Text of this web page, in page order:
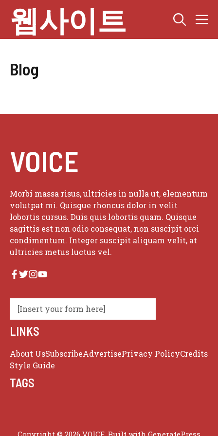
content
웹사이트
Blog
VOICE
Morbi massa risus, ultricies in nulla ut, elementum
volutpat mi. Quisque rhoncus dolor in velit
lobortis cursus. Duis quis lobortis quam. Quisque
sagittis est non odio consequat, non suscipit orci
condimentum. Integer suscipit aliquam velit, at
ultricies metus luctus vel.
[Insert your form here]
LINKS
About UsSubscribeAdvertisePrivacy PolicyCredits
Style Guide
TAGS